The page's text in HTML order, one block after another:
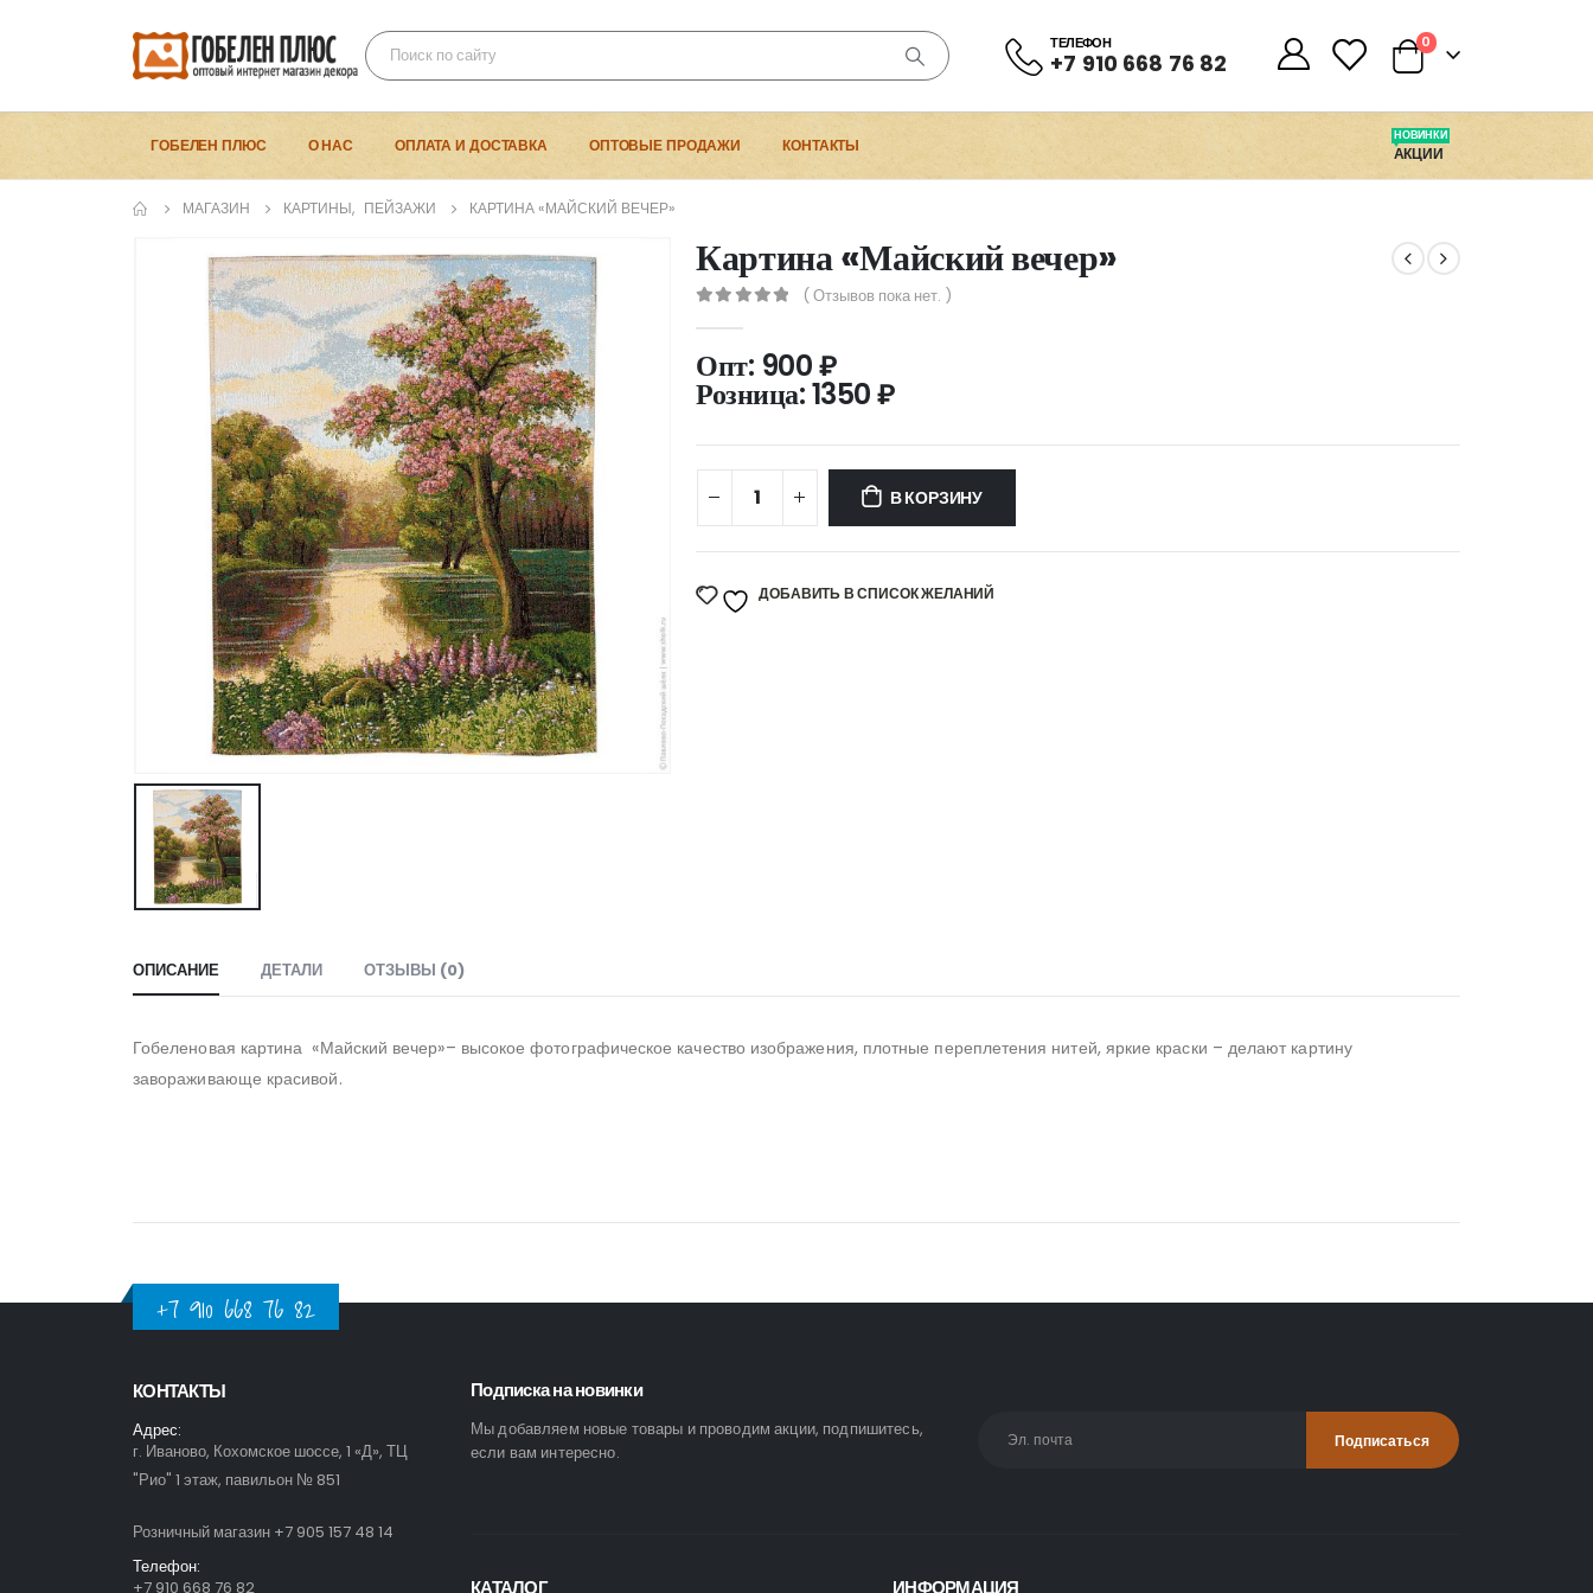
ТЕЛЕФОН
+7 910 668 76 82
0 0
ГОБЕЛЕН ПЛЮС О НАС ОПЛАТА И ДОСТАВКА ОПТОВЫЕ ПРОДАЖИ КОНТАКТЫ АКЦИИ
НОВИНКИ
МАГАЗИН КАРТИНЫ, ПЕЙЗАЖИ КАРТИНА «МАЙСКИЙ ВЕЧЕР»
Картина «Майский вечер»
( Отзывов пока нет. )
Опт: 900₽
Розница:1350₽
В КОРЗИНУ
ДОБАВИТЬ В СПИСОК ЖЕЛАНИЙ
ОПИСАНИЕ ДЕТАЛИ ОТЗЫВЫ (0)
Гобеленовая картина «Майский вечер»– высокое фотографическое качество изображения, плотные переплетения нитей, яркие краски – делают картину
завораживающе красивой.
+7 910 668 76 82
КОНТАКТЫ
Адрес:
г. Иваново, Кохомское шоссе, 1 «Д», ТЦ
"Рио" 1 этаж, павильон № 851
Розничный магазин +7 905 157 48 14
Телефон:
+7 910 668 76 82
Подписка на новинки
Мы добавляем новые товары и проводим акции, подпишитесь,
если вам интересно.
КАТАЛОГ ИНФОРМАЦИЯ